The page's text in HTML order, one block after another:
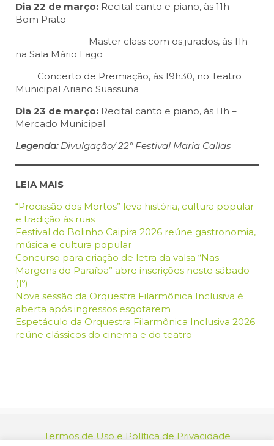
Dia 22 de março: Recital canto e piano, às 11h –
Bom Prato
Master class com os jurados, às 11h
na Sala Mário Lago
Concerto de Premiação, às 19h30, no Teatro
Municipal Ariano Suassuna
Dia 23 de março: Recital canto e piano, às 11h –
Mercado Municipal
Legenda:Divulgação/ 22° Festival Maria Callas
LEIA MAIS
“Procissão dos Mortos” leva história, cultura popular
e tradição às ruas
Festival do Bolinho Caipira 2026 reúne gastronomia,
música e cultura popular
Concurso para criação de letra da valsa “Nas
Margens do Paraíba” abre inscrições neste sábado
(1º)
Nova sessão da Orquestra Filarmônica Inclusiva é
aberta após ingressos esgotarem
Espetáculo da Orquestra Filarmônica Inclusiva 2026
reúne clássicos do cinema e do teatro
Termos de Uso e Política de Privacidade